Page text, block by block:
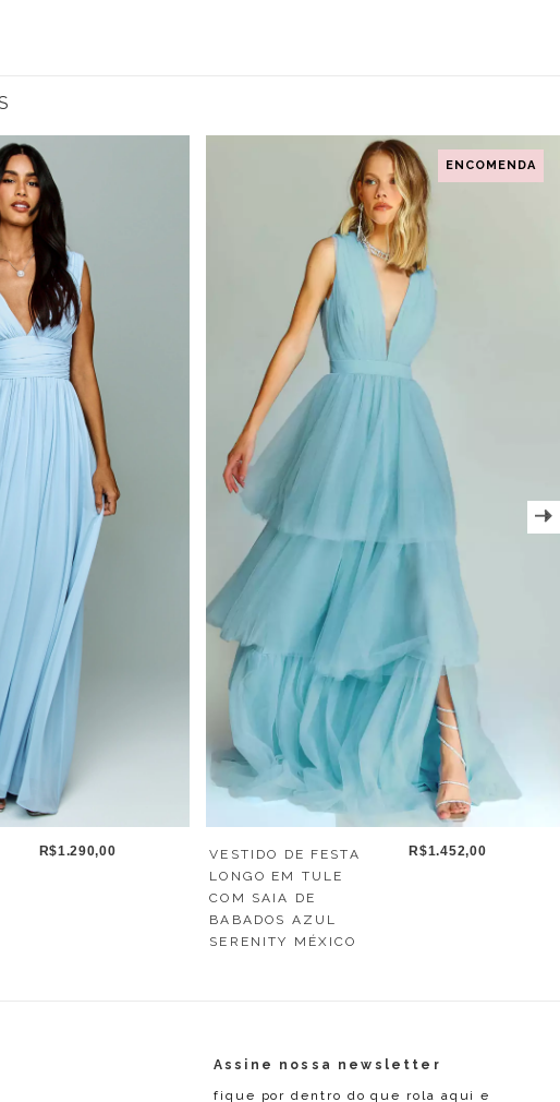
R$1.290,00
ENCOMENDA
VESTIDO DE FESTA
LONGO EM TULE
COM SAIA DE
BABADOS AZUL
SERENITY MÉXICO
R$1.452,00
Assine nossa newsletter
fique por dentro do que rola aqui e